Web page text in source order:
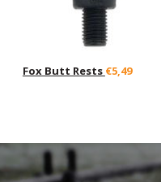
Fox Butt Rests €5,49